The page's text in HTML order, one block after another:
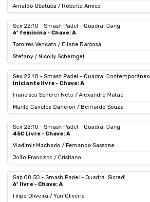
Arnaldo Ubatuba / Roberto Amico
Sex 22:10 - Smash Padel - Quadra: Gang
6ª feminina - Chave: A
Tamires Vencato / Eliane Barbosa
Stefany / Nicolly Schemgel
Sex 22:10 - Smash Padel - Quadra: Contemporâneo
Iniciante livre - Chave: A
Francisco Scherer Neto / Alexandre Matão
Murilo Cavalca Danelon / Bernardo Souza
Sex 22:10 - Smash Padel - Quadra: Gang
45C Livre - Chave: A
Vladimir Machado / Fernando Sassone
João Francisco / Cristiano
Sab 08:50 - Smash Padel - Quadra: Sicredi
6ª livre - Chave: A
Filipe Oliveira / Yuri Oliveira